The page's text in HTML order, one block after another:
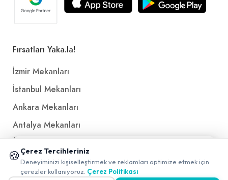
Fırsatları Yaka.la!
İzmir Mekanları
İstanbul Mekanları
Ankara Mekanları
Antalya Mekanları
Politikalar ve Şartlar
🍪 Çerez Tercihleriniz
Deneyiminizi kişiselleştirmek ve reklamları optimize etmek için
çerezler kullanıyoruz. Çerez Politikası
📱 Mobil uygulamamızı keşfedin!
✖